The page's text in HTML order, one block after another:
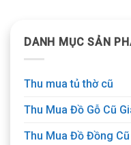
DANH MỤC SẢN
Thu mua tủ thờ cũ
Thu Mua Đồ Gỗ Cũ
Thu Mua Đồ Đồng Cũ